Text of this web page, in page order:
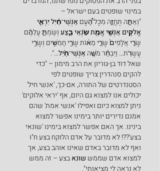
במינוי שופטים בעם ישראל –
"וְאַתָּ֣ה תֶחֱזֶ֣ה מִכָּל־הָ֠עָם אַנְשֵׁי־חַ֜יִל יִרְאֵ֧י
אֱלֹק֛ים אַנְשֵׁ֥י אֱמֶ֖ת שֹׂ֣נְאֵי בָ֑צַע וְשַׂמְתָּ֣ עֲלֵהֶ֗ם
שָׂרֵ֤י אֲלָפִים֙ שָׂרֵ֣י מֵא֔וֹת שָׂרֵ֥י חֲמִשִּׁ֖ים וְשָׂרֵ֥י
עֲשָׂרֹֽת… וַיִּבְחַ֨ר מֹשֶׁ֤ה אַנְשֵׁי־חַ֙יִל…".
שאל דוד בן-גוריון את הרב מימון – "כדי
להקים סנהדרין צריך שופטים לפי
הסטנדרטים של התורה, אם-כך, 'אנשי חיל'
יכולים אנו למצוא גם היום, אף 'יראי אלוקים'
ניתן למצוא כיום ואפילו 'אנשי אמת' שהם
אמנם נדירים יותר בימינו אפשר למצוא
בינינו. אך האם אפשר למצוא בימינו 'שונאי
בצע'??! לא מדובר על אדם הלוקח בצע ח"ו
ואף לא מדובר באדם שאינו אוהב בצע, אך
למצוא אדם שממש שונא בצע – זה ממש
לא נראה לי מציאותי".